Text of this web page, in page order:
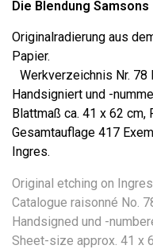
Die Blendung Samsons
Originalradierung aus
Papier.
Werkverzeichnis Nr. 78
Handsigniert und -
Blattmaß ca. 41 x 62 cm,
Gesamtauflage 417
Ingres.
Original etching on
Catalogue raisonné No.
Handsigned und -
Sheet-size approx. 41 x